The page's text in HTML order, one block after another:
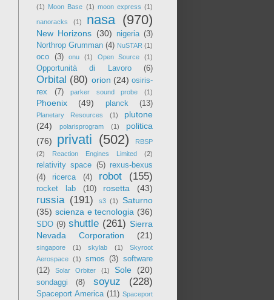
(1) Moon Base (1) moon express (1)
nanoracks (1) nasa (970)
New Horizons (30) nigeria (3)
Northrop Grumman (4) NuSTAR (1)
oco (3) onu (1) Open Source (1)
Opportunità di Lavoro (6)
Orbital (80) orion (24) osiris-
rex
(7) parker sound probe (1)
Phoenix (49) planck (13)
Planetary Resources (1)
plutone
(24)
polarisprogram (1)
politica
(76)
privati (502)
RBSP
(2)
Reaction Engines Limited (2)
relativity space (5) rexus-bexus
(4)
ricerca (4) robot (155)
rocket lab (10) rosetta (43)
russia (191) s3 (1)
Saturno
(35) scienza e tecnologia (36)
SDO (9) shuttle (261) Sierra
Nevada Corporation
(21)
singapore (1) skylab (1)
Skyroot
Aerospace (1) smos (3) software
(12)
Solar Orbiter (1) Sole (20)
sondaggi (8) soyuz (228)
Spaceport America (11) Spaceport